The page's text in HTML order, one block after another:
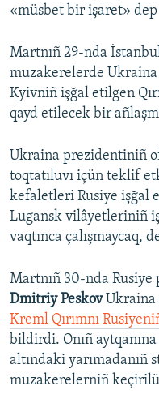
«müsbet bir işaret»
Martnıñ 29-nda
muzakerelerde
Kyivniñ işğal etilgen
qayd etilecek bir
Ukraina prezidentiniñ
toqtatıluvı içün teklif
kefaletleri Rusiye işğal
Lugansk vilâyetleriniñ
vaqtınca çalışmaycaq,
Martnıñ 30-nda
Dmitriy Peskov
Kreml Qırımnı
bildirdi. Onıñ
altındaki yarımadanıñ
muzakerelerniñ